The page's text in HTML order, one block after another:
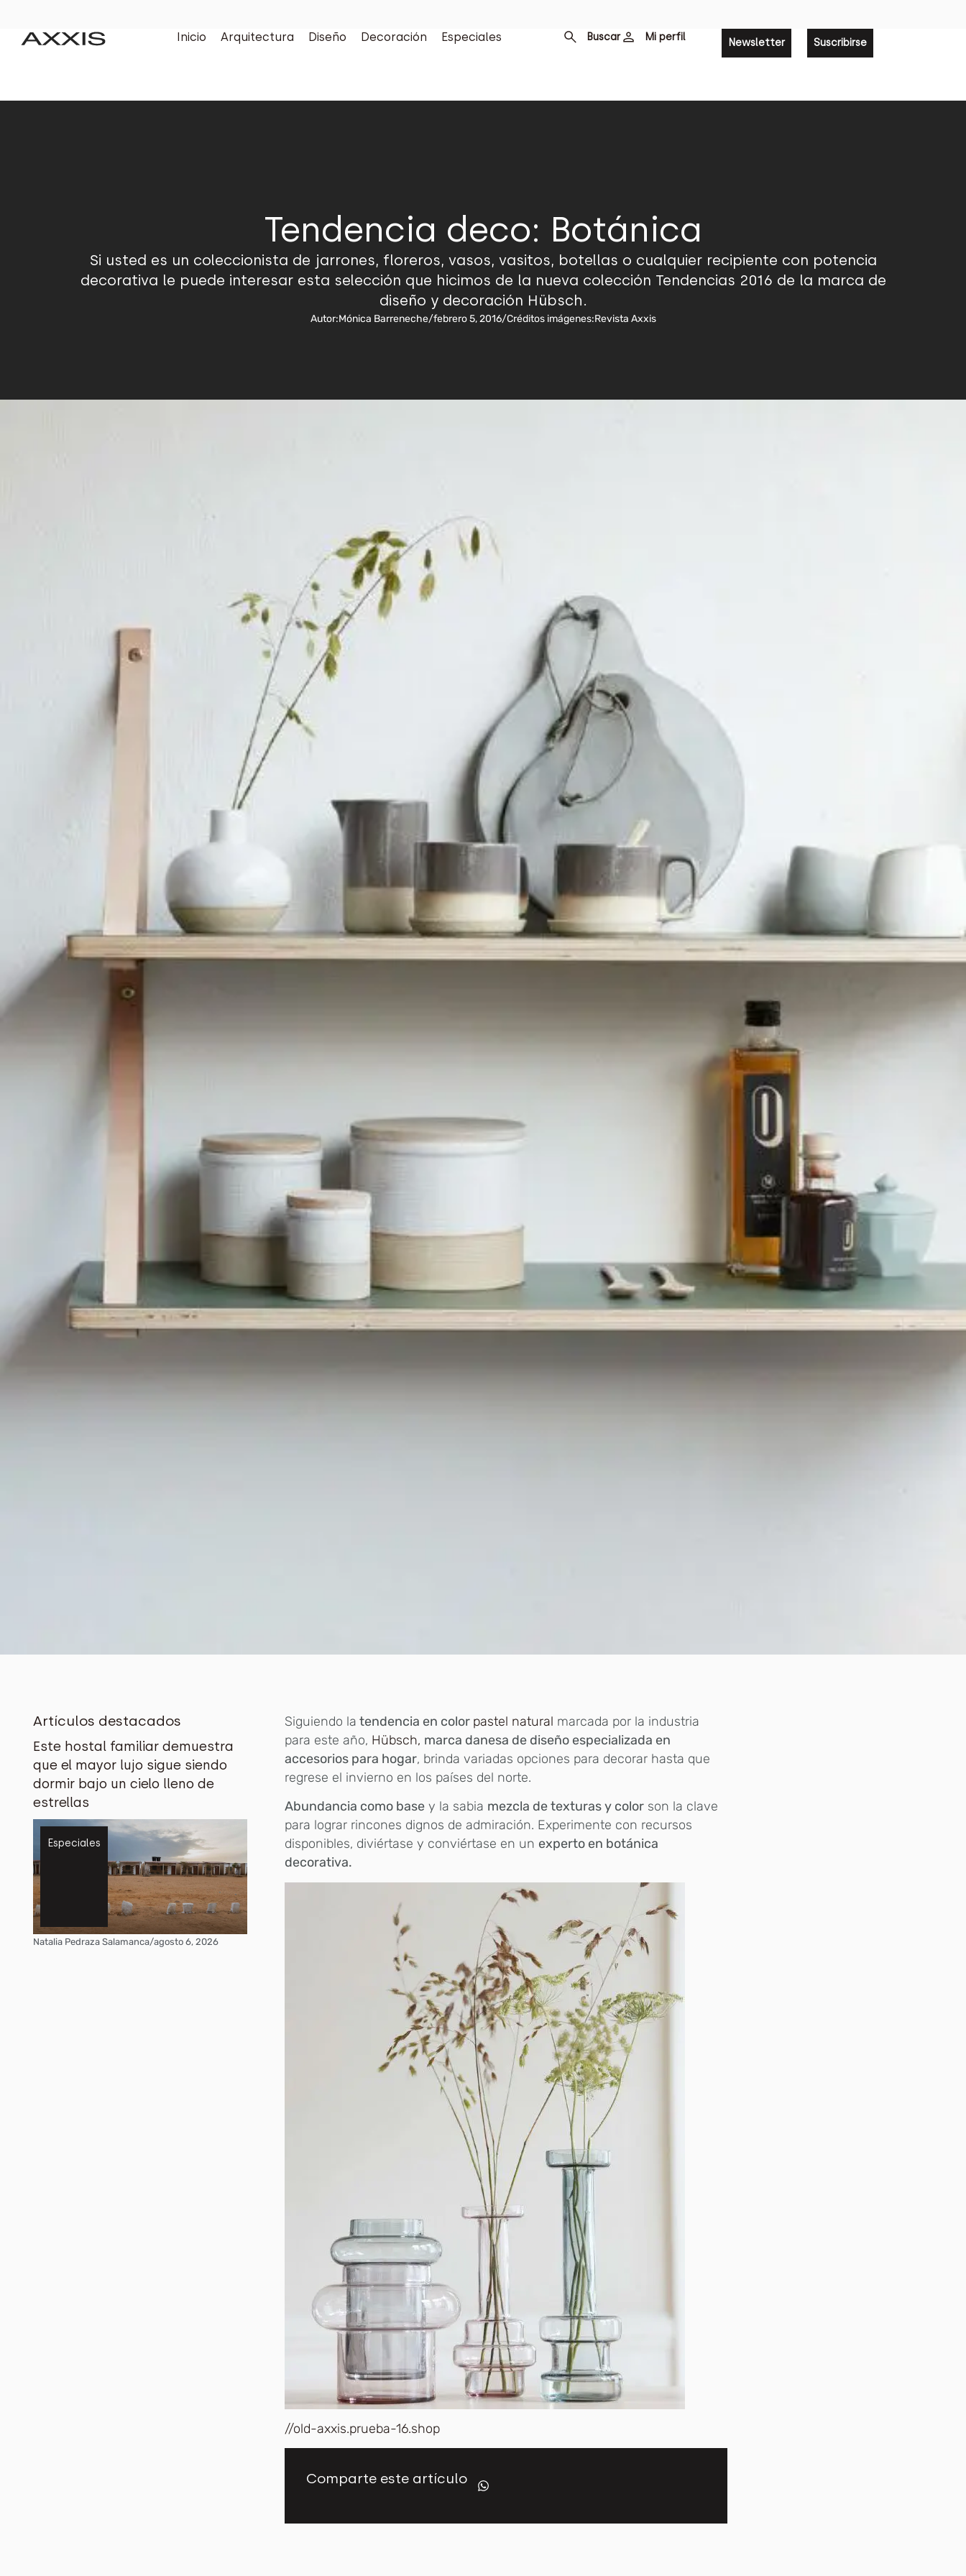
Inicio Arquitectura Diseño Decoración Especiales Buscar Mi perfil Newsletter Suscribirse
Tendencia deco: Botánica
Si usted es un coleccionista de jarrones, floreros, vasos, vasitos, botellas o cualquier recipiente con potencia
decorativa le puede interesar esta selección que hicimos de la nueva colección Tendencias 2016 de la marca de
diseño y decoración Hübsch.
Autor:Mónica Barreneche/febrero 5, 2016/Créditos imágenes:Revista Axxis
Artículos destacados
Este hostal familiar demuestra
que el mayor lujo sigue siendo
dormir bajo un cielo lleno de
estrellas
Especiales
Natalia Pedraza Salamanca/agosto 6, 2026
Siguiendo la tendencia en color pastel natural marcada por la industria
para este año, Hübsch, marca danesa de diseño especializada en
accesorios para hogar, brinda variadas opciones para decorar hasta que
regrese el invierno en los países del norte.
Abundancia como base y la sabia mezcla de texturas y color son la clave
para lograr rincones dignos de admiración. Experimente con recursos
disponibles, diviértase y conviértase en un experto en botánica
decorativa.
//old-axxis.prueba-16.shop
Comparte este artículo